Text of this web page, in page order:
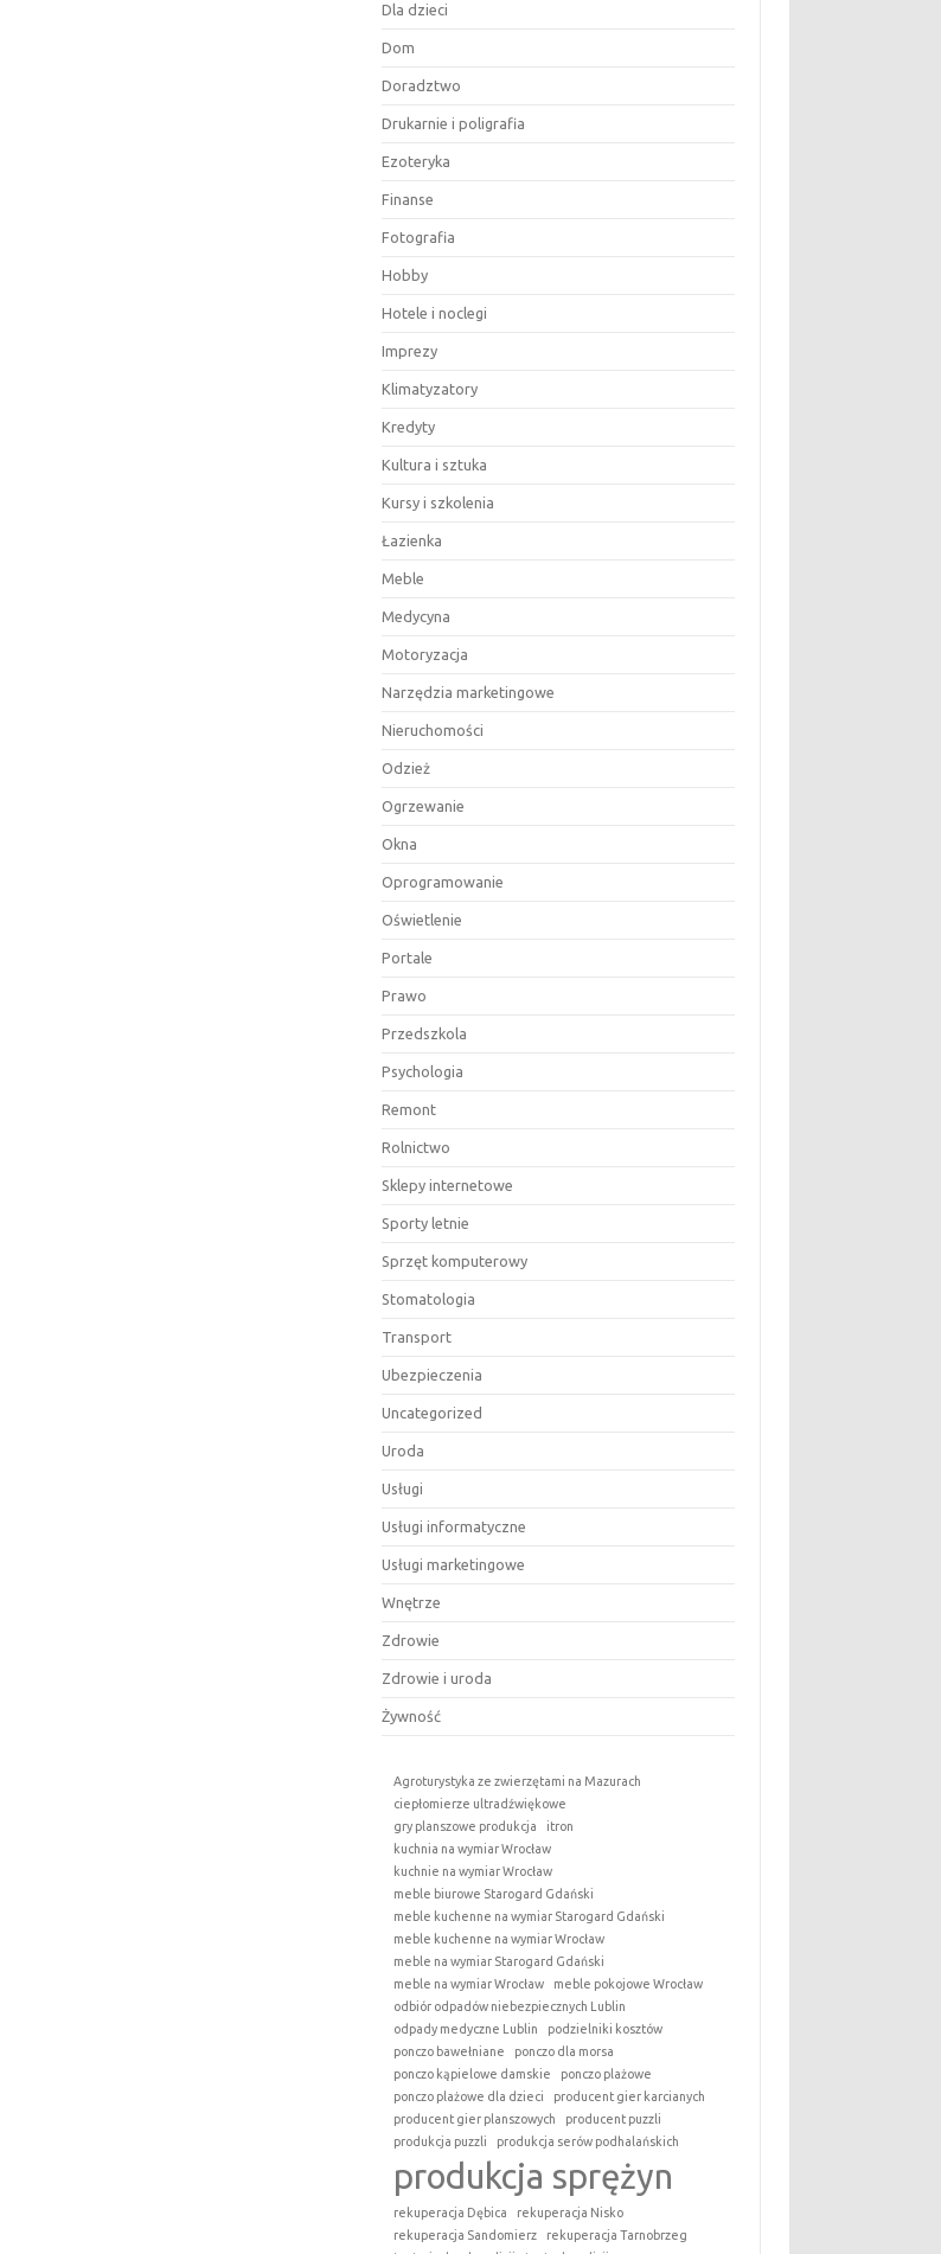
Dla dzieci
Dom
Doradztwo
Drukarnie i poligrafia
Ezoteryka
Finanse
Fotografia
Hobby
Hotele i noclegi
Imprezy
Klimatyzatory
Kredyty
Kultura i sztuka
Kursy i szkolenia
Łazienka
Meble
Medycyna
Motoryzacja
Narzędzia marketingowe
Nieruchomości
Odzież
Ogrzewanie
Okna
Oprogramowanie
Oświetlenie
Portale
Prawo
Przedszkola
Psychologia
Remont
Rolnictwo
Sklepy internetowe
Sporty letnie
Sprzęt komputerowy
Stomatologia
Transport
Ubezpieczenia
Uncategorized
Uroda
Usługi
Usługi informatyczne
Usługi marketingowe
Wnętrze
Zdrowie
Zdrowie i uroda
Żywność
Agroturystyka ze zwierzętami na Mazurach
ciepłomierze ultradźwiękowe
gry planszowe produkcja
itron
kuchnia na wymiar Wrocław
kuchnie na wymiar Wrocław
meble biurowe Starogard Gdański
meble kuchenne na wymiar Starogard Gdański
meble kuchenne na wymiar Wrocław
meble na wymiar Starogard Gdański
meble na wymiar Wrocław
meble pokojowe Wrocław
odbiór odpadów niebezpiecznych Lublin
odpady medyczne Lublin
podzielniki kosztów
ponczo bawełniane
ponczo dla morsa
ponczo kąpielowe damskie
ponczo plażowe
ponczo plażowe dla dzieci
producent gier karcianych
producent gier planszowych
producent puzzli
produkcja puzzli
produkcja serów podhalańskich
produkcja sprężyn
rekuperacja Dębica
rekuperacja Nisko
rekuperacja Sandomierz
rekuperacja Tarnobrzeg